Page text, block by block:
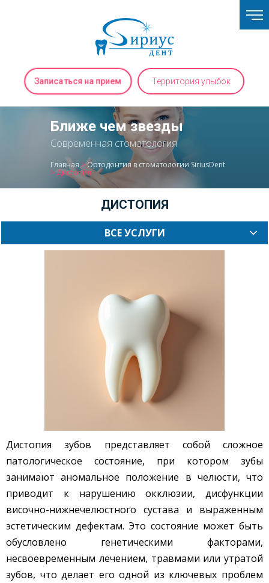
Записаться на прием Территория улыбок
Ближе чем звезды
Современная стоматология
Главная >Ортодонтия в стоматологии SiriusDent
>Дистопия
ДИСТОПИЯ
ВСЕ УСЛУГИ
Дистопия зубов представляет собой сложное
патологическое состояние, при котором зубы
занимают аномальное положение в челюсти, что
приводит к нарушению окклюзии, дисфункции
височно-нижнечелюстного сустава и выраженным
эстетическим дефектам. Это состояние может быть
обусловлено генетическими факторами,
несвоевременным лечением, травмами или утратой
зубов, что делает его одной из ключевых проблем